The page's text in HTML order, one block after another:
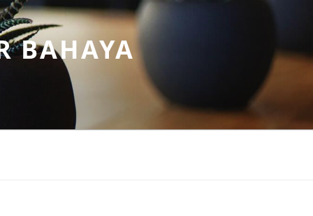
BAHAYA